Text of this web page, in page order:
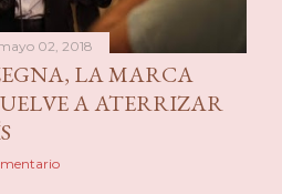
02, 2018
LA MARCA
A ATERRIZAR